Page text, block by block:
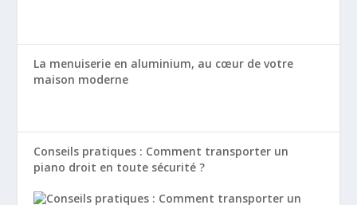
La menuiserie en aluminium, au cœur de votre
maison moderne
Conseils pratiques : Comment transporter un
piano droit en toute sécurité ?